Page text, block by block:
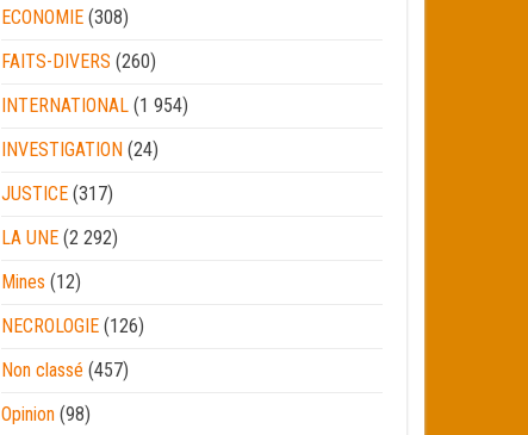
ECONOMIE (308)
FAITS-DIVERS (260)
INTERNATIONAL (1 954)
INVESTIGATION (24)
JUSTICE (317)
LA UNE (2 292)
Mines (12)
NECROLOGIE (126)
Non classé (457)
Opinion (98)